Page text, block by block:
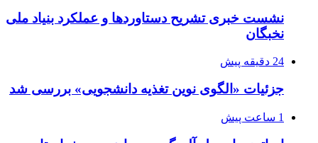
نشست خبری تشریح دستاوردها و عملکرد بنیاد ملی
نخبگان
24 دقیقه پیش
جزئیات «الگوی نوین تغذیه دانشجویی» بررسی شد
1 ساعت پیش